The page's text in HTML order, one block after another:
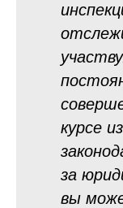
курсе
за
вы